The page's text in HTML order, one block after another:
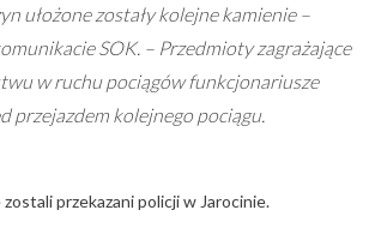
ułożone zostały kolejne kamienie –
SOK. – Przedmioty zagrażające
w ruchu pociągów funkcjonariusze
przejazdem kolejnego pociągu.
przekazani policji w Jarocinie.